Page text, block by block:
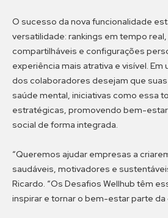
O sucesso da nova funcionalidade
versatilidade: rankings em tempo
compartilháveis e configurações
experiência mais atrativa e visível. Em
dos colaboradores desejam que
saúde mental, iniciativas como essa
estratégicas, promovendo bem-
social de forma integrada.
“Queremos ajudar empresas a
saudáveis, motivadores e
Ricardo. “Os Desafios Wellhub têm
inspirar e tornar o bem-estar parte da